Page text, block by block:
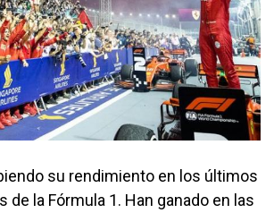
su rendimiento en los últimos
de la Fórmula 1. Han ganado en las